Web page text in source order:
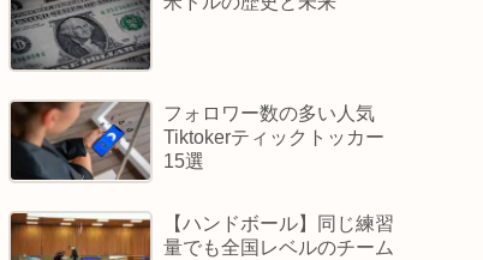
フォロワー数の多い人気
Tiktokerティックトッカー
15選
【ハンドボール】同じ練習
量でも全国レベルのチーム